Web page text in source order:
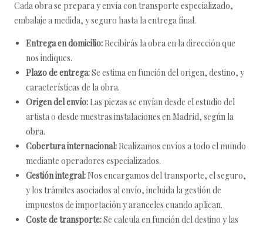
Cada obra se prepara y envía con transporte especializado,
embalaje a medida, y seguro hasta la entrega final.
Entrega en domicilio: Recibirás la obra en la dirección que
nos indiques.
Plazo de entrega:Se estima en función del origen, destino, y
características de la obra.
Origen del envío: Las piezas se envían desde el estudio del
artista o desde nuestras instalaciones en Madrid, según la
obra.
Cobertura internacional: Realizamos envíos a todo el mundo
mediante operadores especializados.
Gestión integral: Nos encargamos del transporte, el seguro,
y los trámites asociados al envío, incluida la gestión de
impuestos de importación y aranceles cuando aplican.
Coste de transporte:Se calcula en función del destino y las